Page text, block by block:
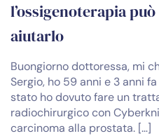
l’ossigenoterapia può
aiutarlo
Buongiorno dottoressa, mi
Sergio, ho 59 anni e 3 anni
stato ho dovuto fare un
radiochirurgico con
carcinoma alla prostata.[…]